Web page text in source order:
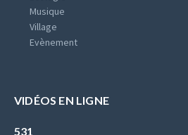
Musique
Village
Evènement
VIDÉOS EN LIGNE
531